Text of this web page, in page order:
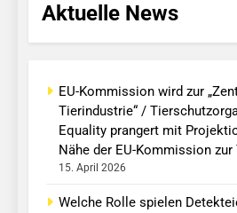
Aktuelle News
EU-Kommission wird zur
Tierindustrie“ /
Equality prangert mit
Nähe der EU-Kommission
15. April 2026
Welche Rolle spielen